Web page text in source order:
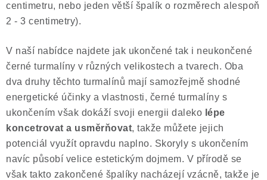
centimetru, nebo jeden větší špalík o rozměrech alespoň
2 - 3 centimetry).
V naší nabídce najdete jak ukončené tak i neukončené
černé turmalíny v různých velikostech a tvarech. Oba
dva druhy těchto turmalínů mají samozřejmě shodné
energetické účinky a vlastnosti, černé turmalíny s
ukončením však dokáží svoji energii daleko lépe
koncetrovat a usměrňovat, takže můžete jejich
potenciál využít opravdu naplno. Skoryly s ukončením
navíc působí velice estetickým dojmem. V přírodě se
však takto zakončené špalíky nacházejí vzácně, takže je